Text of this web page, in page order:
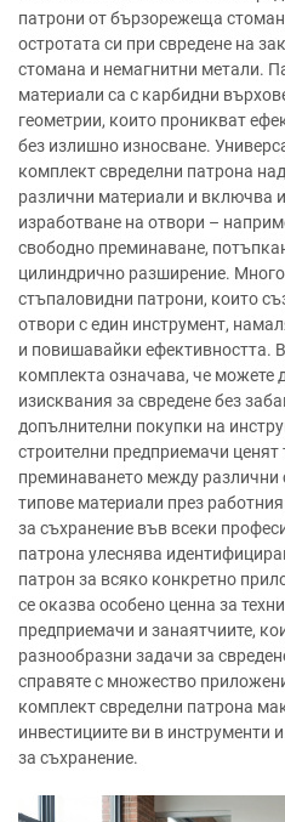
патрони от бързорежеща
остротата си при свредене на
стомана и немагнитни метали.
материали са с карбидни
геометрии, които проникват
без излишно износване.
комплект свределни патрона
различни материали и включва
изработване на отвори –
свободно преминаване,
цилиндрично разширение.
стъпаловидни патрони, които
отвори с един инструмент,
и повишавайки ефективността.
комплекта означава, че можете
изисквания за свредене без
допълнителни покупки на
строителни предприемачи ценят
преминаването между различни
типове материали през
за съхранение във всеки
патрона улеснява
патрон за всяко конкретно
се оказва особено ценна за
предприемачи и занаятчиите,
разнообразни задачи за
справяте с множество
комплект свределни патрона
инвестициите ви в инструменти
за съхранение.